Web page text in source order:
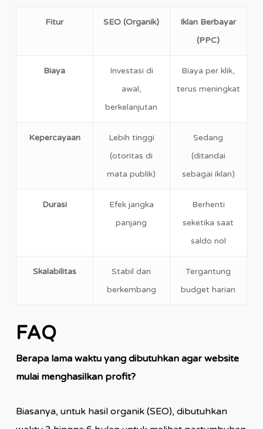
Fitur SEO (Organik)
Iklan Berbayar
(PPC)
Biaya
Investasi di
awal,
berkelanjutan
Biaya per klik,
terus meningkat
Kepercayaan
Lebih tinggi
(otoritas di
mata publik)
Sedang
(ditandai
sebagai iklan)
Durasi
Efek jangka
panjang
Berhenti
seketika saat
saldo nol
Skalabilitas
Stabil dan
berkembang
Tergantung
budget harian
FAQ
Berapa lama waktu yang dibutuhkan agar website
mulai menghasilkan profit?
Biasanya, untuk hasil organik (SEO), dibutuhkan